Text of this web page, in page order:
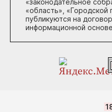
«законодательное
«область», «Городской
публикуются на
информационной